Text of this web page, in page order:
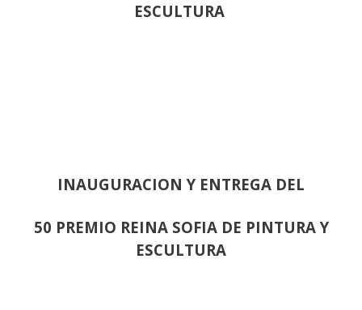
ESCULTURA
INAUGURACION Y ENTREGA DEL
50 PREMIO REINA SOFIA DE PINTURA Y
ESCULTURA